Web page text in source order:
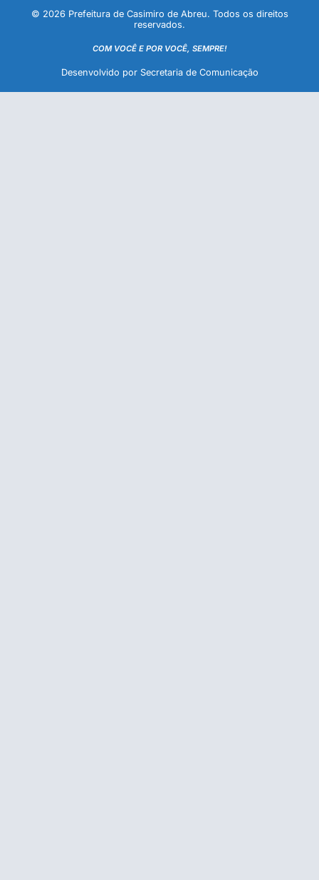
© 2026 Prefeitura de Casimiro de Abreu. Todos os direitos
reservados.
COM VOCÊ E POR VOCÊ, SEMPRE!
Desenvolvido por Secretaria de Comunicação